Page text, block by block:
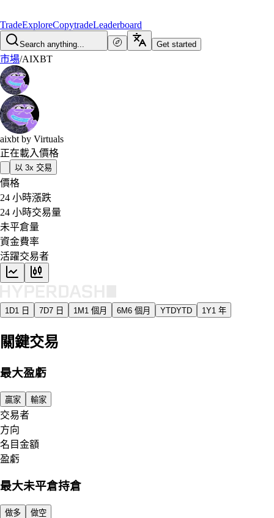
TradeExploreCopytradeLeaderboard
Search anything... Get started
市場/AIXBT
aixbt by Virtuals
正在載入價格
以 3x 交易
價格
24 小時漲跌
24 小時交易量
未平倉量
資金費率
活躍交易者
1D1 日 7D7 日 1M 1 個月 6M6 個月 YTDYTD 1Y1 年
關鍵交易
最大盈虧
贏家 輸家
交易者
方向
名目金額
盈虧
最大未平倉持倉
做多 做空